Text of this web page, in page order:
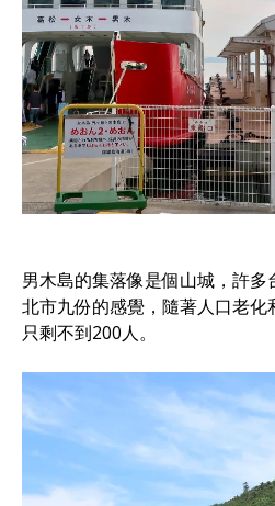
男木島的集落像是個山城，許
北市九份的感覺，隨著人口老
只剩不到200人。